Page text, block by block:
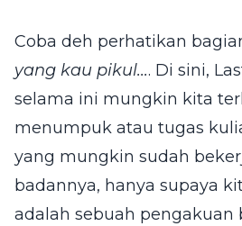
Coba deh perhatikan
yang kau pikul.... Di sini,
selama ini mungkin kita
menumpuk atau tugas
yang mungkin sudah
badannya, hanya supaya
adalah sebuah pengakuan